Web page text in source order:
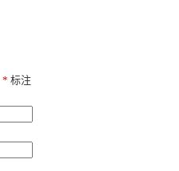
* 标注